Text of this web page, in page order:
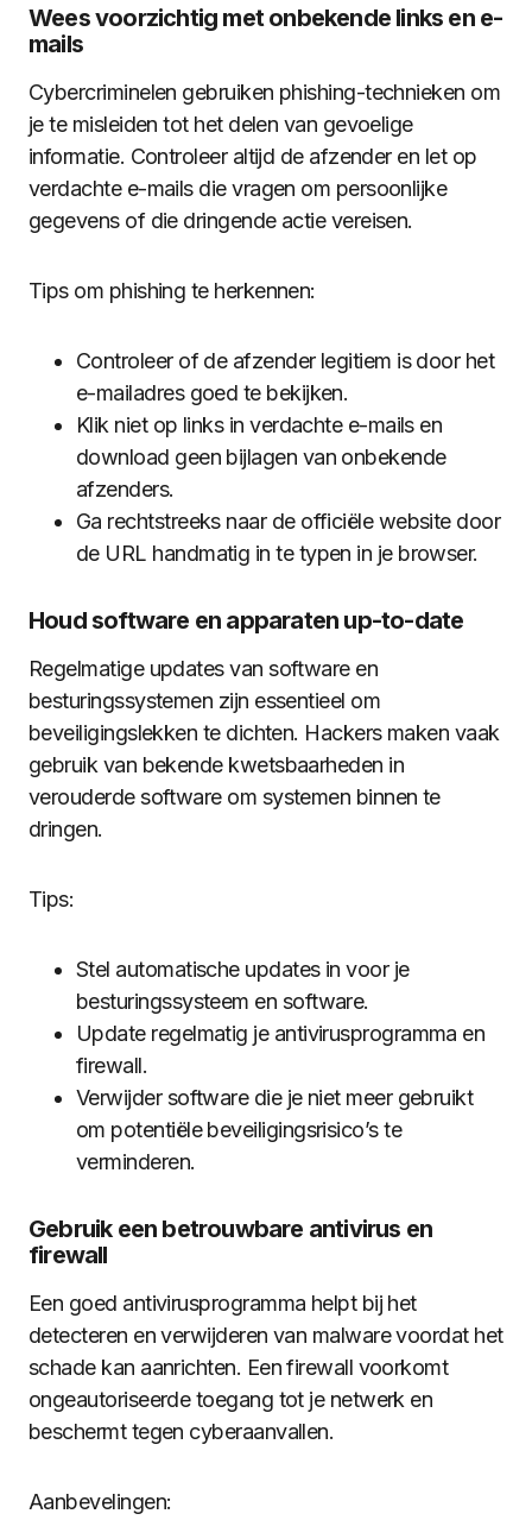
Wees voorzichtig met onbekende links en e-
mails
Cybercriminelen gebruiken phishing-technieken om
je te misleiden tot het delen van gevoelige
informatie. Controleer altijd de afzender en let op
verdachte e-mails die vragen om persoonlijke
gegevens of die dringende actie vereisen.
Tips om phishing te herkennen:
Controleer of de afzender legitiem is door het
e-mailadres goed te bekijken.
Klik niet op links in verdachte e-mails en
download geen bijlagen van onbekende
afzenders.
Ga rechtstreeks naar de officiële website door
de URL handmatig in te typen in je browser.
Houd software en apparaten up-to-date
Regelmatige updates van software en
besturingssystemen zijn essentieel om
beveiligingslekken te dichten. Hackers maken vaak
gebruik van bekende kwetsbaarheden in
verouderde software om systemen binnen te
dringen.
Tips:
Stel automatische updates in voor je
besturingssysteem en software.
Update regelmatig je antivirusprogramma en
firewall.
Verwijder software die je niet meer gebruikt
om potentiële beveiligingsrisico’s te
verminderen.
Gebruik een betrouwbare antivirus en
firewall
Een goed antivirusprogramma helpt bij het
detecteren en verwijderen van malware voordat het
schade kan aanrichten. Een firewall voorkomt
ongeautoriseerde toegang tot je netwerk en
beschermt tegen cyberaanvallen.
Aanbevelingen: